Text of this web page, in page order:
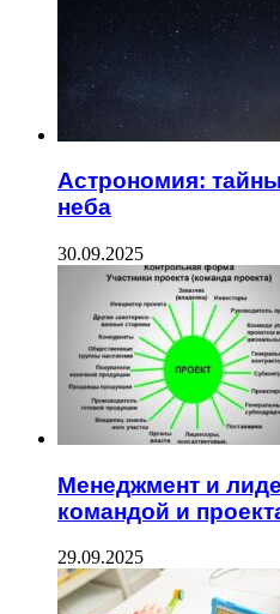
Астрономия:
неба
30.09.2025
Менеджмент и
командой и
29.09.2025